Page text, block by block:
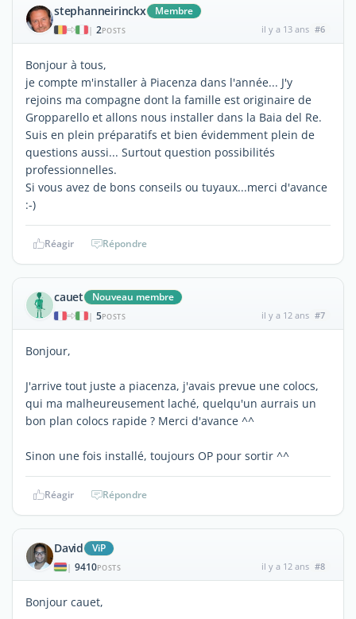
stephanneirinckx Membre
| 2POSTS il y a 13 ans #6
Bonjour à tous,
je compte m'installer à Piacenza dans l'année... J'y
rejoins ma compagne dont la famille est originaire de
Gropparello et allons nous installer dans la Baia del Re.
Suis en plein préparatifs et bien évidemment plein de
questions aussi... Surtout question possibilités
professionnelles.
Si vous avez de bons conseils ou tuyaux...merci d'avance
:-)
Réagir Répondre
cauet Nouveau membre
| 5POSTS il y a 12 ans #7
Bonjour,
J'arrive tout juste a piacenza, j'avais prevue une colocs,
qui ma malheureusement laché, quelqu'un aurrais un
bon plan colocs rapide ? Merci d'avance ^^
Sinon une fois installé, toujours OP pour sortir ^^
Réagir Répondre
David ViP
| 9410POSTS il y a 12 ans #8
Bonjour cauet,